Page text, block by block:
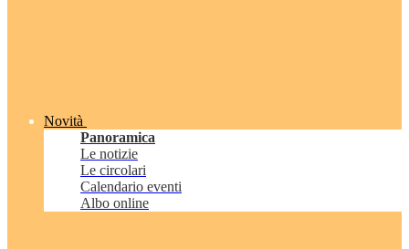
Novità
Panoramica
Le notizie
Le circolari
Calendario eventi
Albo online